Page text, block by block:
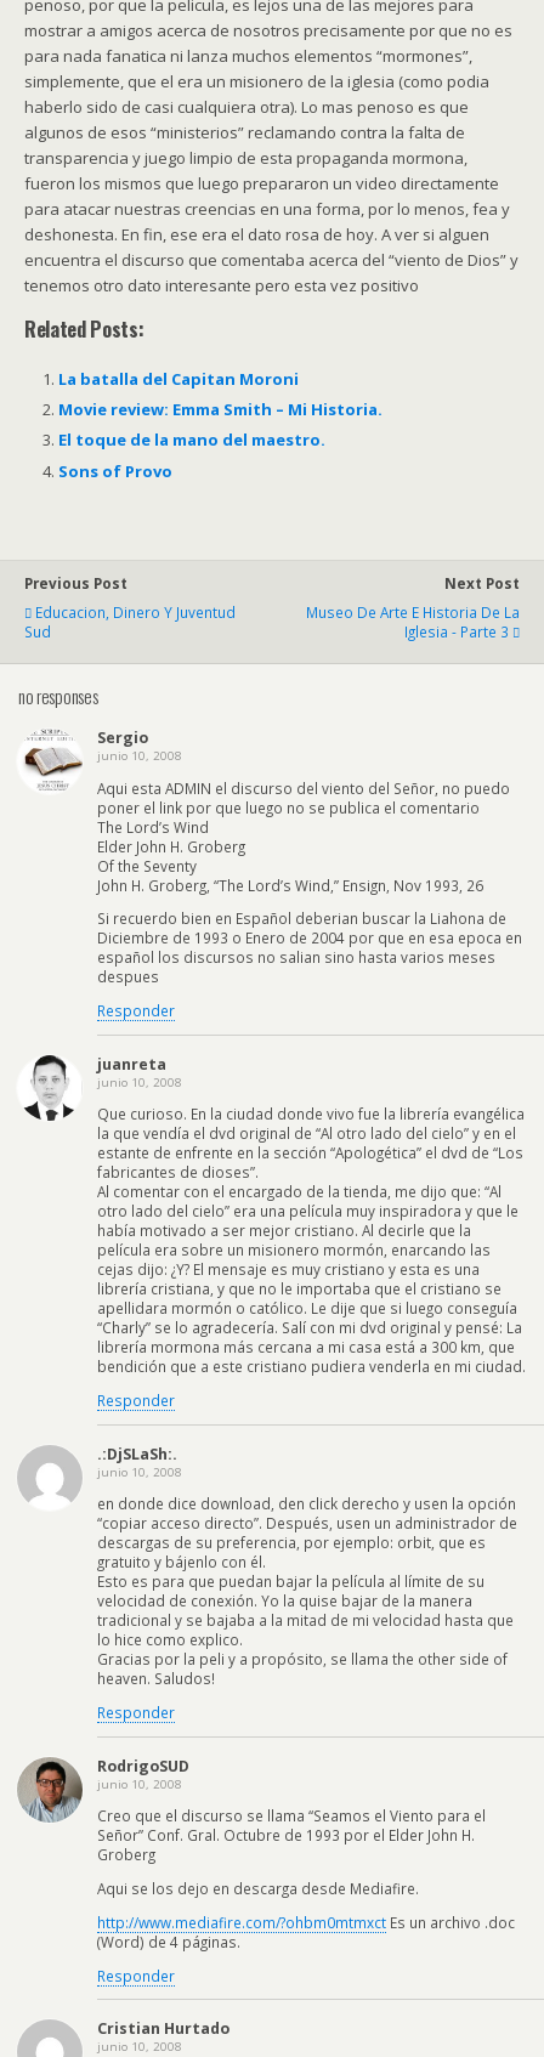
penoso, por que la pelicula, es lejos una de las mejores para
mostrar a amigos acerca de nosotros precisamente por que no es
para nada fanatica ni lanza muchos elementos “mormones”,
simplemente, que el era un misionero de la iglesia (como podia
haberlo sido de casi cualquiera otra). Lo mas penoso es que
algunos de esos “ministerios” reclamando contra la falta de
transparencia y juego limpio de esta propaganda mormona,
fueron los mismos que luego prepararon un video directamente
para atacar nuestras creencias en una forma, por lo menos, fea y
deshonesta. En fin, ese era el dato rosa de hoy. A ver si alguen
encuentra el discurso que comentaba acerca del “viento de Dios” y
tenemos otro dato interesante pero esta vez positivo
Related Posts:
La batalla del Capitan Moroni
Movie review: Emma Smith – Mi Historia.
El toque de la mano del maestro.
Sons of Provo
Previous Post
Educacion, Dinero Y Juventud
Sud
Next Post
Museo De Arte E Historia De La
Iglesia - Parte 3
no responses
Sergio
junio 10, 2008
Aqui esta ADMIN el discurso del viento del Señor, no puedo
poner el link por que luego no se publica el comentario
The Lord’s Wind
Elder John H. Groberg
Of the Seventy
John H. Groberg, “The Lord’s Wind,” Ensign, Nov 1993, 26
Si recuerdo bien en Español deberian buscar la Liahona de
Diciembre de 1993 o Enero de 2004 por que en esa epoca en
español los discursos no salian sino hasta varios meses
despues
Responder
juanreta
junio 10, 2008
Que curioso. En la ciudad donde vivo fue la librería evangélica
la que vendía el dvd original de “Al otro lado del cielo” y en el
estante de enfrente en la sección “Apologética” el dvd de “Los
fabricantes de dioses”.
Al comentar con el encargado de la tienda, me dijo que: “Al
otro lado del cielo” era una película muy inspiradora y que le
había motivado a ser mejor cristiano. Al decirle que la
película era sobre un misionero mormón, enarcando las
cejas dijo: ¿Y? El mensaje es muy cristiano y esta es una
librería cristiana, y que no le importaba que el cristiano se
apellidara mormón o católico. Le dije que si luego conseguía
“Charly” se lo agradecería. Salí con mi dvd original y pensé: La
librería mormona más cercana a mi casa está a 300 km, que
bendición que a este cristiano pudiera venderla en mi ciudad.
Responder
.:DjSLaSh:.
junio 10, 2008
en donde dice download, den click derecho y usen la opción
“copiar acceso directo”. Después, usen un administrador de
descargas de su preferencia, por ejemplo: orbit, que es
gratuito y bájenlo con él.
Esto es para que puedan bajar la película al límite de su
velocidad de conexión. Yo la quise bajar de la manera
tradicional y se bajaba a la mitad de mi velocidad hasta que
lo hice como explico.
Gracias por la peli y a propósito, se llama the other side of
heaven. Saludos!
Responder
RodrigoSUD
junio 10, 2008
Creo que el discurso se llama “Seamos el Viento para el
Señor” Conf. Gral. Octubre de 1993 por el Elder John H.
Groberg
Aqui se los dejo en descarga desde Mediafire.
http://www.mediafire.com/?ohbm0mtmxct Es un archivo .doc
(Word) de 4 páginas.
Responder
Cristian Hurtado
junio 10, 2008